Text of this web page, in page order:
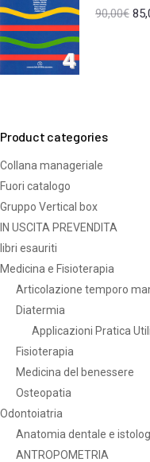
90,00€
Product categories
Collana manageriale
Fuori catalogo
Gruppo Vertical box
IN USCITA PREVENDITA
libri esauriti
Medicina e Fisioterapia
Articolazione temporo
Diatermia
Applicazioni Pratica
Fisioterapia
Medicina del benessere
Osteopatia
Odontoiatria
Anatomia dentale e
ANTROPOMETRIA